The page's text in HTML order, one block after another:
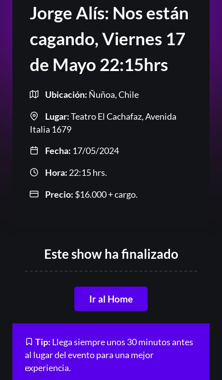
Jorge Alís: Nos están
cagando, Viernes 17
de Mayo 22:15hrs
Ubicación: Ñuñoa, Chile
Lugar:Teatro El Cachafaz, Avenida
Italia 1679
Fecha: 17/05/2024
Hora: 22:15 hrs.
Precio: $16.000+ cargo.
Este show ha finalizado
Ir al Home
Tip: Llega siempre unos 30 minutos antes
al lugar del evento para una mejor
experiencia.
Registrarse